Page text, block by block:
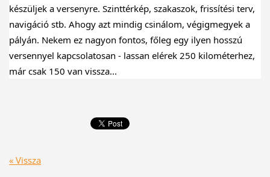
készüljek a versenyre. Szinttérkép, szakaszok, frissítési terv,
navigáció stb. Ahogy azt mindig csinálom, végigmegyek a
pályán. Nekem ez nagyon fontos, főleg egy ilyen hosszú
versennyel kapcsolatosan - lassan elérek 250 kilométerhez,
már csak 150 van vissza...
« Vissza